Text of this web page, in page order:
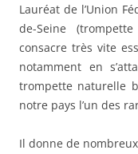
Lauréat de l’Union
de-Seine
consacre très vite
notamment en
trompette naturelle
notre pays l’un des
Il donne de